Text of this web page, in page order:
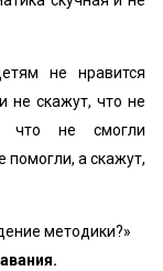
не нравится
не скажут, что не
что не смогли
помогли, а скажут,
методики?»